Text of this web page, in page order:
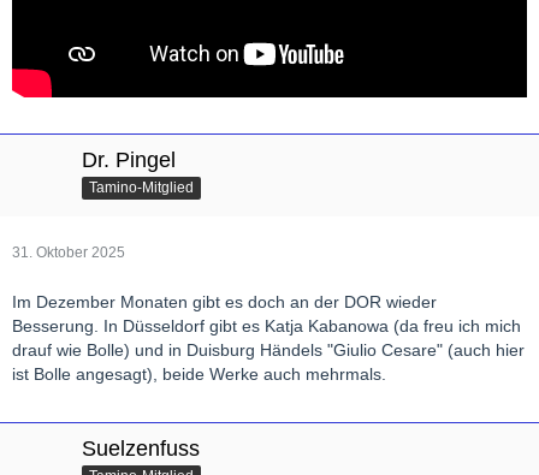
Dr. Pingel
Tamino-Mitglied
31. Oktober 2025
Im Dezember Monaten gibt es doch an der DOR wieder
Besserung. In Düsseldorf gibt es Katja Kabanowa (da freu ich mich
drauf wie Bolle) und in Duisburg Händels "Giulio Cesare" (auch hier
ist Bolle angesagt), beide Werke auch mehrmals.
Suelzenfuss